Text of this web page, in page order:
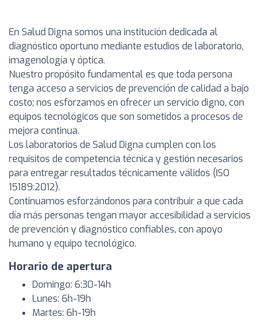
En Salud Digna somos una institución dedicada al
diagnóstico oportuno mediante estudios de laboratorio,
imagenología y óptica.
Nuestro propósito fundamental es que toda persona
tenga acceso a servicios de prevención de calidad a bajo
costo; nos esforzamos en ofrecer un servicio digno, con
equipos tecnológicos que son sometidos a procesos de
mejora continua.
Los laboratorios de Salud Digna cumplen con los
requisitos de competencia técnica y gestión necesarios
para entregar resultados técnicamente válidos (ISO
15189:2012).
Continuamos esforzándonos para contribuir a que cada
día más personas tengan mayor accesibilidad a servicios
de prevención y diagnóstico confiables, con apoyo
humano y equipo tecnológico.
Horario de apertura
Domingo: 6:30-14h
Lunes: 6h-19h
Martes: 6h-19h